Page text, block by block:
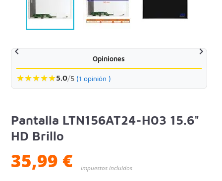
 
Opiniones
★★★★★5.0/5 (1 opinión )
Pantalla LTN156AT24-H03 15.6"
HD Brillo
35,99 € Impuestos incluidos